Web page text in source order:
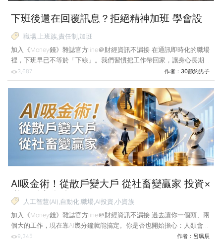
下班後還在回覆訊息？拒絕精神加班 學會設
定邊界找回生活平衡！
職場,上班族,責任制,加班
加入《Money錢》雜誌官方line＠財經資訊不漏接 在通訊即時化的職場
裡，下班早已不等於「下線」。我們習慣把工作帶回家，讓身心長期處
於待命狀態。然而，唯有懂得設定邊界，劃清工作與生活，才有餘裕迎
接新的挑戰。 我曾在社群平台的限時動態發起一個問答：「你們下班
後還會回覆工作上的訊息嗎？」結果出乎意料的是，相較「都會回覆」
和「完全不回覆」的選項，回答「選擇性回覆」的占比高達5成以上；
也就是說，多數人在下班後，即使已經不在給付薪資的工時裡，仍會思
考該不該處理工作上的事，而不是直接劃清界線。 身為一個自由工作
者，其實工作不分晝夜，所以有時晚上9點、10點還會討
3,687 作者： 30節約男子
AI吸金術！從散戶變大戶 從社畜變贏家 投資×
職涯財富翻倍攻略
人工智慧(AI),自動化,職場,AI投資,小資族
加入《Money錢》雜誌官方line＠財經資訊不漏接 過去讓你一個頭、兩
個大的工作，現在靠AI幾分鐘就能搞定。你是否也開始擔心：人類會被
AI取代嗎？我的工作還保得住嗎？其實只要掌握AI，小資族也有翻身的
9,345 作者： 呂珮辰